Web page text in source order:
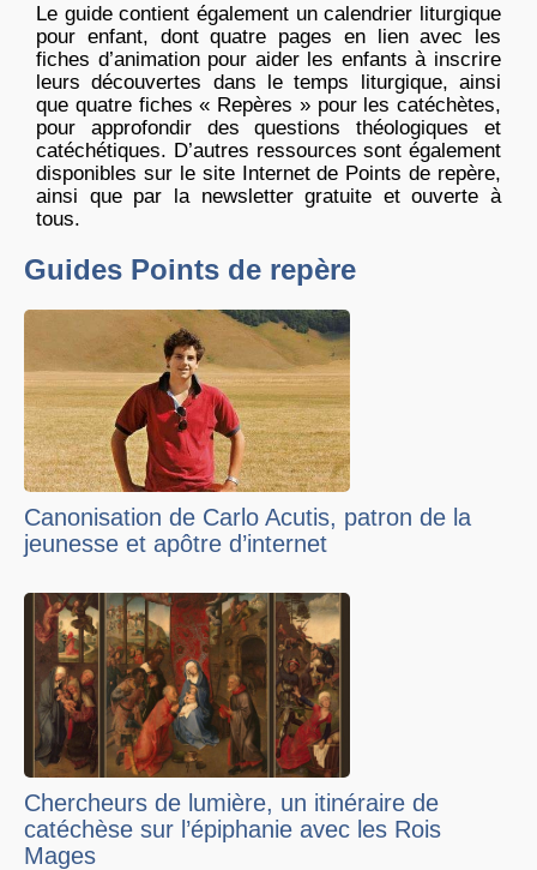
Le guide contient également un calendrier liturgique
pour enfant, dont quatre pages en lien avec les
fiches d’animation pour aider les enfants à inscrire
leurs découvertes dans le temps liturgique, ainsi
que quatre fiches « Repères » pour les catéchètes,
pour approfondir des questions théologiques et
catéchétiques. D’autres ressources sont également
disponibles sur le site Internet de Points de repère,
ainsi que par la newsletter gratuite et ouverte à
tous.
Guides Points de repère
Canonisation de Carlo Acutis, patron de la
jeunesse et apôtre d’internet
Chercheurs de lumière, un itinéraire de
catéchèse sur l’épiphanie avec les Rois
Mages